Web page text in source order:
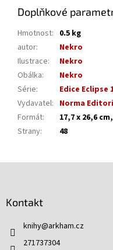
Doplňkové
Hmotnost: 0.5 kg
autor:
Nekro
Ilustrace:
Nekro
Obálka:
Nekro
Série:
Edice Eclipse
Vydavatel: Norma
Formát:
17,7 x 26,6
Strany: 48
Kontakt
knihy@arkham.cz
271737304